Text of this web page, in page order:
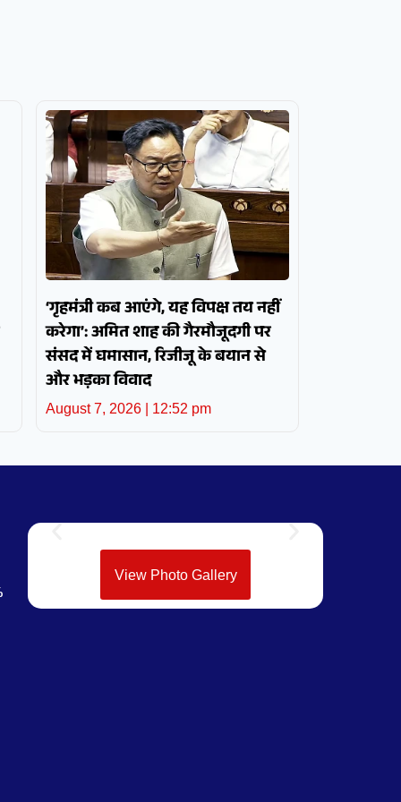
‘गृहमंत्री कब आएंगे, यह विपक्ष तय नहीं
करेगा’: अमित शाह की गैरमौजूदगी पर
संसद में घमासान, रिजीजू के बयान से
और भड़का विवाद
August 7, 2026 12:52 pm
View Photo Gallery